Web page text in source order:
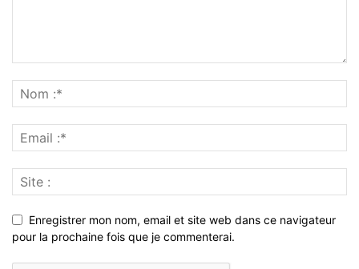
Enregistrer mon nom, email et site web dans ce navigateur
pour la prochaine fois que je commenterai.